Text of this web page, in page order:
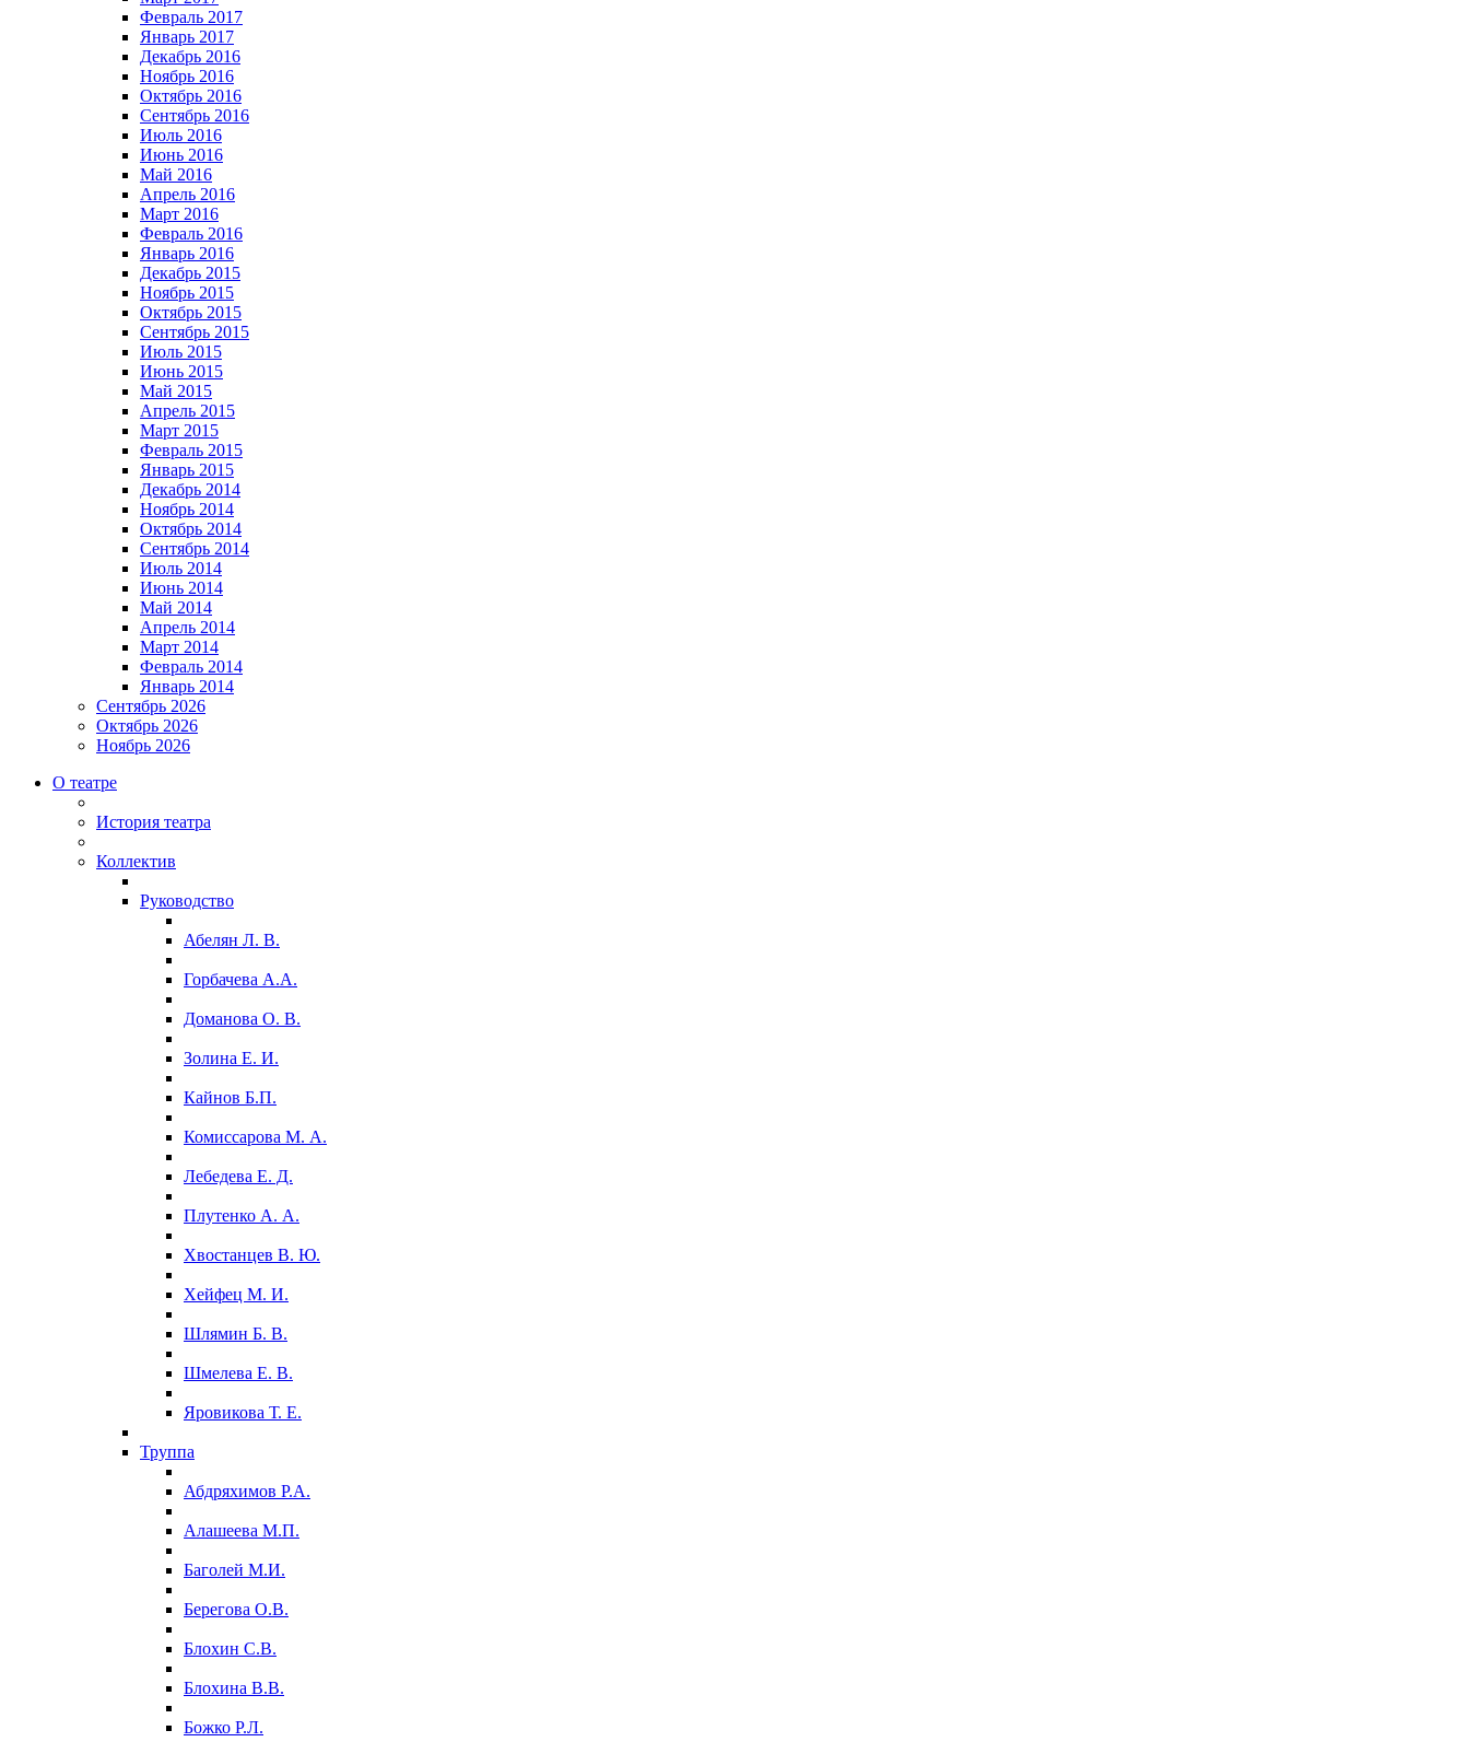
Февраль 2017
Январь 2017
Декабрь 2016
Ноябрь 2016
Октябрь 2016
Сентябрь 2016
Июль 2016
Июнь 2016
Май 2016
Апрель 2016
Март 2016
Февраль 2016
Январь 2016
Декабрь 2015
Ноябрь 2015
Октябрь 2015
Сентябрь 2015
Июль 2015
Июнь 2015
Май 2015
Апрель 2015
Март 2015
Февраль 2015
Январь 2015
Декабрь 2014
Ноябрь 2014
Октябрь 2014
Сентябрь 2014
Июль 2014
Июнь 2014
Май 2014
Апрель 2014
Март 2014
Февраль 2014
Январь 2014
Сентябрь 2026
Октябрь 2026
Ноябрь 2026
О театре
История театра
Коллектив
Руководство
Абелян Л. В.
Горбачева А.А.
Доманова О. В.
Золина Е. И.
Кайнов Б.П.
Комиссарова М. А.
Лебедева Е. Д.
Плутенко А. А.
Хвостанцев В. Ю.
Хейфец М. И.
Шлямин Б. В.
Шмелева Е. В.
Яровикова Т. Е.
Труппа
Абдряхимов Р.А.
Алашеева М.П.
Баголей М.И.
Берегова О.В.
Блохин С.В.
Блохина В.В.
Божко Р.Л.